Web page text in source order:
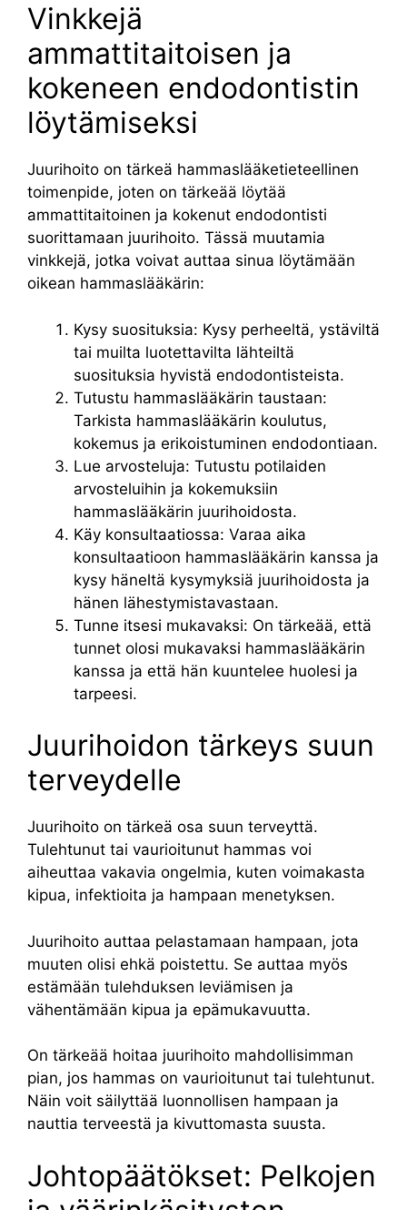
Vinkkejä
ammattitaitoisen ja
kokeneen endodontistin
löytämiseksi
Juurihoito on tärkeä hammaslääketieteellinen
toimenpide, joten on tärkeää löytää
ammattitaitoinen ja kokenut endodontisti
suorittamaan juurihoito. Tässä muutamia
vinkkejä, jotka voivat auttaa sinua löytämään
oikean hammaslääkärin:
Kysy suosituksia: Kysy perheeltä, ystäviltä
tai muilta luotettavilta lähteiltä
suosituksia hyvistä endodontisteista.
Tutustu hammaslääkärin taustaan:
Tarkista hammaslääkärin koulutus,
kokemus ja erikoistuminen endodontiaan.
Lue arvosteluja: Tutustu potilaiden
arvosteluihin ja kokemuksiin
hammaslääkärin juurihoidosta.
Käy konsultaatiossa: Varaa aika
konsultaatioon hammaslääkärin kanssa ja
kysy häneltä kysymyksiä juurihoidosta ja
hänen lähestymistavastaan.
Tunne itsesi mukavaksi: On tärkeää, että
tunnet olosi mukavaksi hammaslääkärin
kanssa ja että hän kuuntelee huolesi ja
tarpeesi.
Juurihoidon tärkeys suun
terveydelle
Juurihoito on tärkeä osa suun terveyttä.
Tulehtunut tai vaurioitunut hammas voi
aiheuttaa vakavia ongelmia, kuten voimakasta
kipua, infektioita ja hampaan menetyksen.
Juurihoito auttaa pelastamaan hampaan, jota
muuten olisi ehkä poistettu. Se auttaa myös
estämään tulehduksen leviämisen ja
vähentämään kipua ja epämukavuutta.
On tärkeää hoitaa juurihoito mahdollisimman
pian, jos hammas on vaurioitunut tai tulehtunut.
Näin voit säilyttää luonnollisen hampaan ja
nauttia terveestä ja kivuttomasta suusta.
Johtopäätökset: Pelkojen